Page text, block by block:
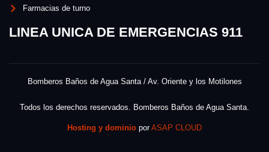
Farmacias de turno
LINEA UNICA DE EMERGENCIAS 911
Bomberos Baños de Agua Santa / Av. Oriente y los Motilones
Todos los derechos reservados. Bomberos Baños de Agua Santa.
Hosting y dominio porASAP CLOUD